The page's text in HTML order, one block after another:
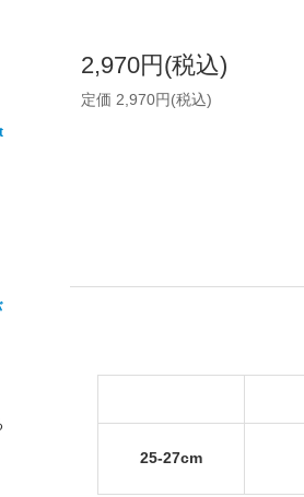
2,970円(税込)
定価 2,970円(税込)
25-27cm